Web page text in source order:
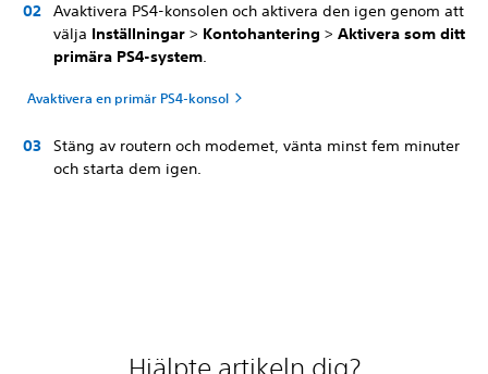
Avaktivera PS4-konsolen och aktivera den igen genom att
välja Inställningar > Kontohantering > Aktivera som ditt
primära PS4-system.
Avaktivera en primär PS4-konsol
Stäng av routern och modemet, vänta minst fem minuter
och starta dem igen.
Hjälpte artikeln dig?